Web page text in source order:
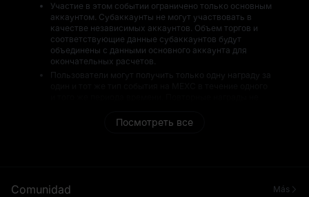
Участие в этом событии ограничено только основным
аккаунтом. Субаккаунты не могут участвовать в
качестве независимых аккаунтов. Объем торгов и
соответствующие данные субаккаунтов будут
объединены с данными основного аккаунта для
окончательных расчетов.
Пользователи могут получить только одну награду за
Значение наград может варьироваться в
MEXC перед распределением наград. Пользователи,
Посмотреть все
Comunidad Más